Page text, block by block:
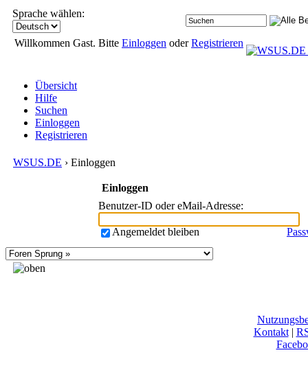
Sprache wählen:
Willkommen Gast. Bitte Einloggen oderRegistrieren
Übersicht
Hilfe
Suchen
Einloggen
Registrieren
WSUS.DE › Einloggen
Einloggen
Benutzer-ID oder eMail-Adresse:
Angemeldet bleiben
Kontakt|